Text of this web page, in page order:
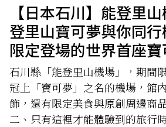
【日本石川】能登里
登里山寶可夢與你同
限定登場的世界首座
石川縣「能登里山機場」，期間
冠上「寶可夢」之名的機場，館
飾，還有限定美食與原創周邊商
二、只有這裡才能體驗到的旅行